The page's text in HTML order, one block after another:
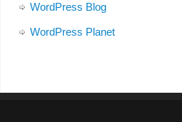
WordPress Blog
WordPress Planet